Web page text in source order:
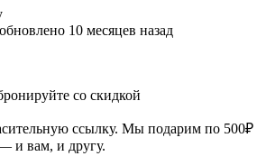
10 месяцев назад
со скидкой
ссылку. Мы подарим по 500₽
и вам, и другу.